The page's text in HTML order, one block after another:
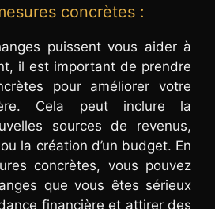
concrètes :
puissent vous aider à
il est important de prendre
pour améliorer votre
Cela peut inclure la
sources de revenus,
ou la création d’un budget. En
concrètes, vous pouvez
que vous êtes sérieux
financière et attirer des